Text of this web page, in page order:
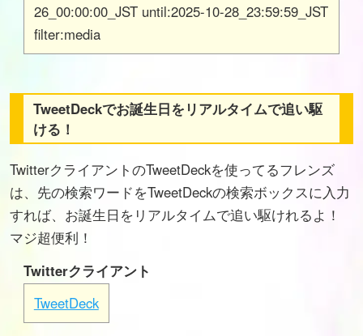
26_00:00:00_JST until:2025-10-28_23:59:59_JST
filter:media
TweetDeckでお誕生日をリアルタイムで追い駆
ける！
TwitterクライアントのTweetDeckを使ってるフレンズ
は、先の検索ワードをTweetDeckの検索ボックスに入力
すれば、お誕生日をリアルタイムで追い駆けれるよ！
マジ超便利！
Twitterクライアント
TweetDeck